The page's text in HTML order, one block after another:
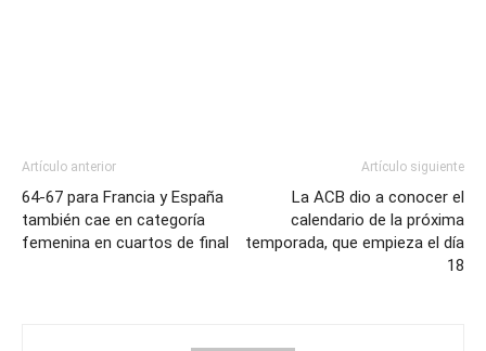
Artículo anterior
64-67 para Francia y España
también cae en categoría
femenina en cuartos de final
Artículo siguiente
La ACB dio a conocer el
calendario de la próxima
temporada, que empieza el día
18